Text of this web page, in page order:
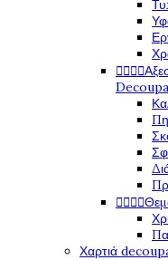


Χαρτιά